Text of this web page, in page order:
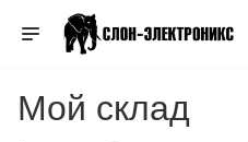
Мой склад